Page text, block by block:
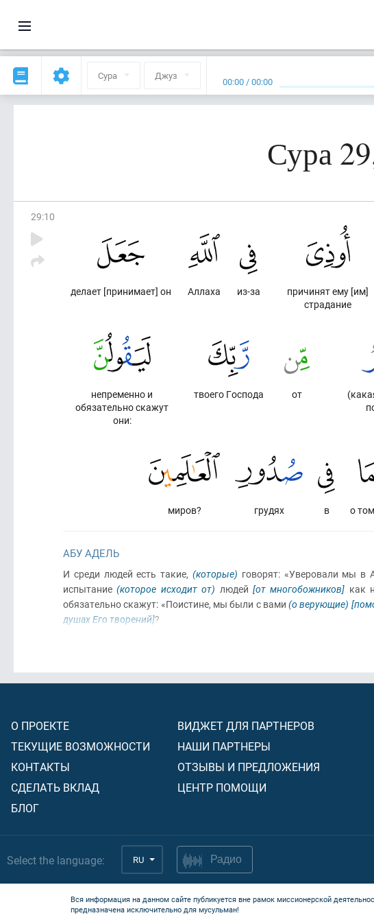
Сура Джуз 00:00 /00:00
Сура
29:10
причинят ему [им]
страдание
из-за
Аллаха
делает [принимает] он
от
твоего Господа
непременно и
обязательно скажут
они:
о
в
грудях
миров?
АБУ АДЕЛЬ
И среди людей есть такие, (которые) говорят: «Уверовали мы в
испытание(которое исходит от) людей [от многобожников] как
обязательно скажут: «Поистине, мы были с вами(о верующие)
душах Его творений]?
О ПРОЕКТЕ
ТЕКУЩИЕ ВОЗМОЖНОСТИ
КОНТАКТЫ
СДЕЛАТЬ ВКЛАД
БЛОГ
ВИДЖЕТ ДЛЯ ПАРТНЕРОВ
НАШИ ПАРТНЕРЫ
ОТЗЫВЫ И ПРЕДЛОЖЕНИЯ
ЦЕНТР ПОМОЩИ
Select the language: RU Радио
Вся информация на данном сайте публикуется вне рамок миссионерской
предназначена исключительно для мусульман!